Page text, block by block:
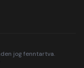
jog fenntartva.